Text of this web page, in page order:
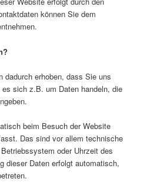
können Sie dem
dadurch erhoben, dass Sie uns
sich z.B. um Daten handeln, die
beim Besuch der Website
Das sind vor allem technische
oder Uhrzeit des
dieser Daten erfolgt automatisch,